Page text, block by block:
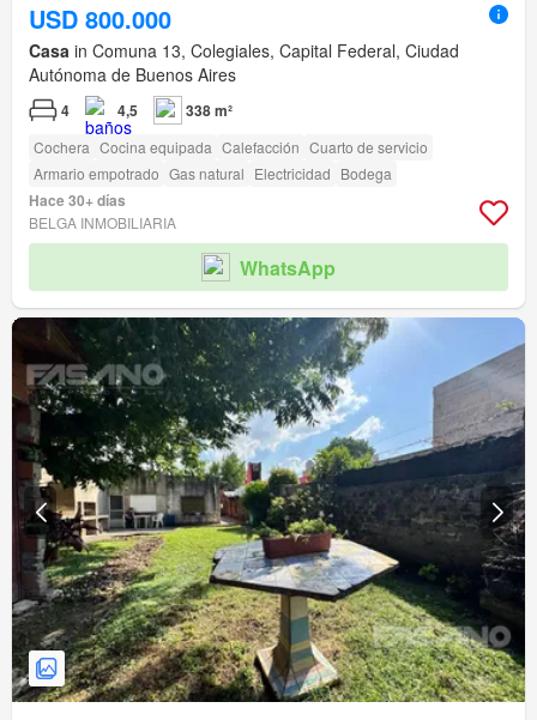
USD 800.000
Casa in Comuna 13, Colegiales, Capital Federal, Ciudad
Autónoma de Buenos Aires
4 4,5 338 m²
Cochera Cocina equipada Calefacción Cuarto de servicio
Armario empotrado Gas natural Electricidad Bodega
Hace 30+ días
BELGA INMOBILIARIA
WhatsApp